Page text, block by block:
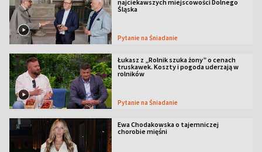
najciekawszych miejscowości Dolnego
Śląska
Pytanie na Śniadanie
Łukasz z „Rolnik szuka żony” o cenach
truskawek. Koszty i pogoda uderzają w
rolników
Pytanie na Śniadanie
Ewa Chodakowska o tajemniczej
chorobie mięśni